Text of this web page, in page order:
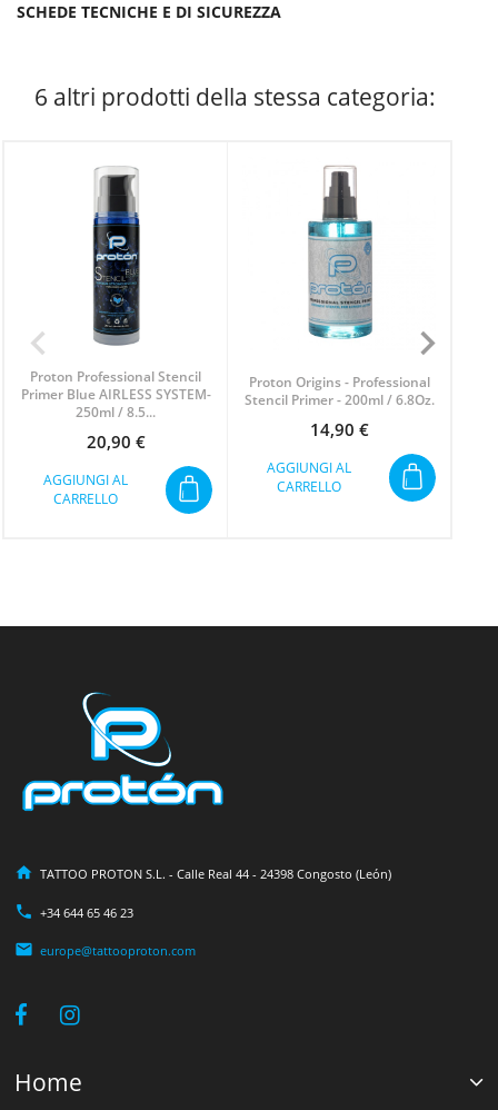
SCHEDE TECNICHE E DI SICUREZZA
6 altri prodotti della stessa categoria:
Proton Professional Stencil
Primer Blue AIRLESS SYSTEM-
250ml / 8.5...
Prezzo
20,90 €
AGGIUNGI AL
CARRELLO
Proton Origins - Professional
Stencil Primer - 200ml / 6.8Oz.
Prezzo
14,90 €
AGGIUNGI AL
CARRELLO
Home
TATTOO PROTON S.L. - Calle Real 44 - 24398 Congosto (León)
+34 644 65 46 23
europe@tattooproton.com